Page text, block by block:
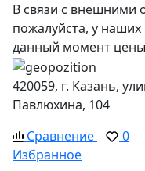
В связи с внешними
пожалуйста, у
данный момент
420059, г. Казань,
Павлюхина, 104
Сравнение
0
Избранное